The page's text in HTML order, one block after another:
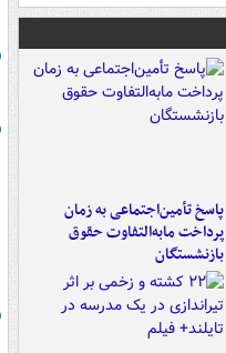
پاسخ تأمین‌اجتماعی به زمان
پرداخت مابه‌التفاوت حقوق
بازنشستگان